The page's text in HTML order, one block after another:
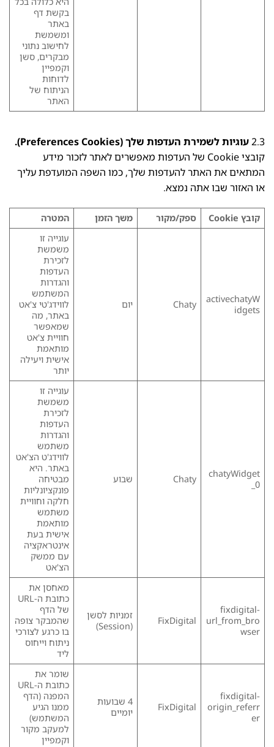
בקשת דף
באתר
ומשמשת
לחישוב נתוני
מבקרים, סשן
וקמפיין
לדוחות
הניתוח של
האתר
2.3עוגיות לשמירת העדפות שלך (Preferences Cookies).
קובצי Cookie של העדפות מאפשרים לאתר לזכור מידע
המתאים את האתר להעדפות שלך, כמו השפה המועדפת עליך
או האזור שבו אתה נמצא.
קובץ Cookie ספק/מקור משך הזמן המטרה
activechatyW
idgets
Chaty יום
עוגייה זו
משמשת
לזכירת
העדפות
והגדרות
המשתמש
לווידג'טי צ'אט
באתר, מה
שמאפשר
חוויית צ'אט
מותאמת
אישית ויעילה
יותר
chatyWidget
_0
Chaty שבוע
עוגייה זו
משמשת
לזכירת
העדפות
והגדרות
משתמש
לווידג'ט הצ'אט
באתר. היא
מבטיחה
פונקציונליות
חלקה וחוויית
משתמש
מותאמת
אישית בעת
אינטראקציה
עם ממשק
הצ'אט
fixdigital-
url_from_bro
wser
FixDigital
זמניות לסשן
(Session)
מאחסן את
כתובת ה-URL
של הדף
שהמבקר צופה
בו כרגע לצורכי
ניתוח וייחוס
ליד
fixdigital-
origin_referr
er
FixDigital
4 שבועות
יומיים
שומר את
כתובת ה-URL
המפנה (הדף
ממנו הגיע
המשתמש)
למעקב מקור
וקמפיין